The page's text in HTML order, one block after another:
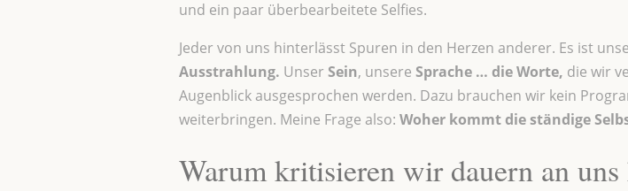
und ein paar überbearbeitete Selfies.
Jeder von uns hinterlässt Spuren in den Herzen anderer. Es ist
Ausstrahlung. Unser Sein, unsere Sprache … die Worte, die wir
Augenblick ausgesprochen werden. Dazu brauchen wir kein
weiterbringen. Meine Frage also: Woher kommt die ständige
Warum kritisieren wir dauern an